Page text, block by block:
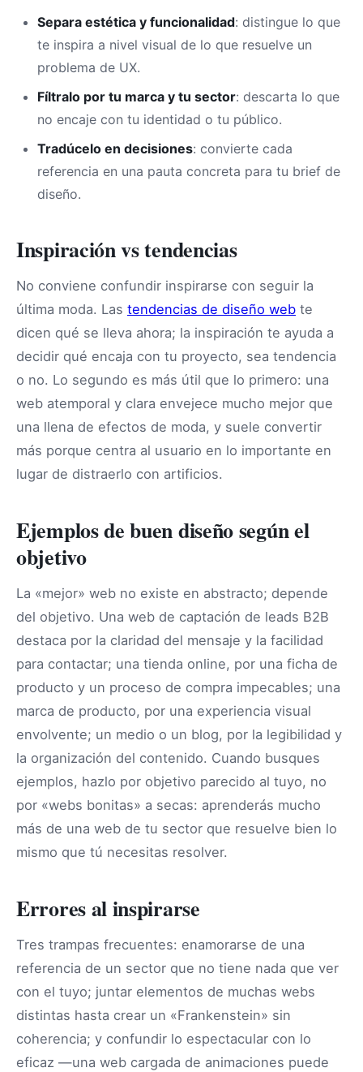
Separa estética y funcionalidad: distingue lo que
te inspira a nivel visual de lo que resuelve un
problema de UX.
Fíltralo por tu marca y tu sector: descarta lo que
no encaje con tu identidad o tu público.
Tradúcelo en decisiones: convierte cada
referencia en una pauta concreta para tu brief de
diseño.
Inspiración vs tendencias
No conviene confundir inspirarse con seguir la
última moda. Las tendencias de diseño web te
dicen qué se lleva ahora; la inspiración te ayuda a
decidir qué encaja con tu proyecto, sea tendencia
o no. Lo segundo es más útil que lo primero: una
web atemporal y clara envejece mucho mejor que
una llena de efectos de moda, y suele convertir
más porque centra al usuario en lo importante en
lugar de distraerlo con artificios.
Ejemplos de buen diseño según el
objetivo
La «mejor» web no existe en abstracto; depende
del objetivo. Una web de captación de leads B2B
destaca por la claridad del mensaje y la facilidad
para contactar; una tienda online, por una ficha de
producto y un proceso de compra impecables; una
marca de producto, por una experiencia visual
envolvente; un medio o un blog, por la legibilidad y
la organización del contenido. Cuando busques
ejemplos, hazlo por objetivo parecido al tuyo, no
por «webs bonitas» a secas: aprenderás mucho
más de una web de tu sector que resuelve bien lo
mismo que tú necesitas resolver.
Errores al inspirarse
Tres trampas frecuentes: enamorarse de una
referencia de un sector que no tiene nada que ver
con el tuyo; juntar elementos de muchas webs
distintas hasta crear un «Frankenstein» sin
coherencia; y confundir lo espectacular con lo
eficaz —una web cargada de animaciones puede